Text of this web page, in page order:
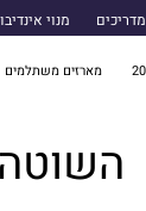
מדריכים מנוי
מארזים משתלמים